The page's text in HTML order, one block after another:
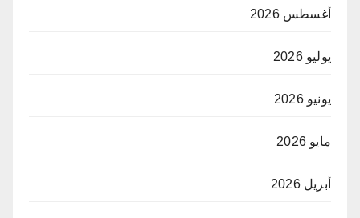
أغسطس 2026
يوليو 2026
يونيو 2026
مايو 2026
أبريل 2026